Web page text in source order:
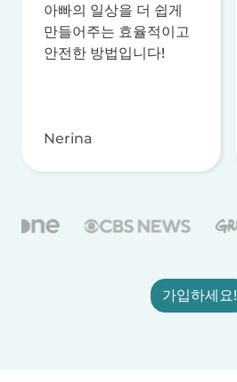
아빠의 일상을 더 쉽게
만들어주는 효율적이고
안전한 방법입니다!
Nerina
가입하세요!